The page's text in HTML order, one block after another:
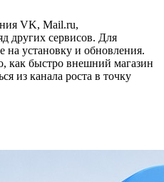
VK, Mail.ru,
других сервисов. Для
на установку и обновления.
как быстро внешний магазин
из канала роста в точку